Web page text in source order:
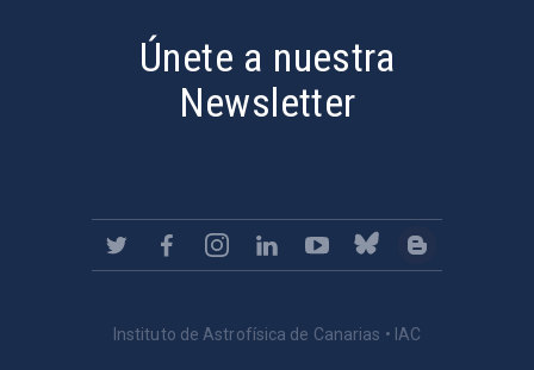
Únete a nuestra
Newsletter
Instituto de Astrofísica de Canarias • IAC